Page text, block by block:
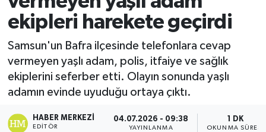
ekipleri harekete geçirdi
Samsun'un Bafra ilçesinde telefonlara cevap
vermeyen yaşlı adam, polis, itfaiye ve sağlık
ekiplerini seferber etti. Olayın sonunda yaşlı
adamın evinde uyuduğu ortaya çıktı.
HABER MERKEZI
EDITÖR
04.07.2026 - 09:38
YAYINLANMA
1 DK
OKUNMA SÜRESI
Ekonomi
Sağlık
Tokat Haber